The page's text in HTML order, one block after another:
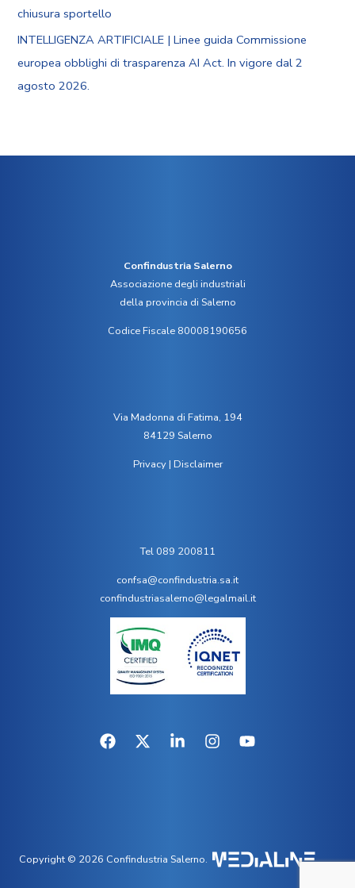
chiusura sportello
INTELLIGENZA ARTIFICIALE | Linee guida Commissione
europea obblighi di trasparenza AI Act. In vigore dal 2
agosto 2026.
Confindustria Salerno
Associazione degli industriali
della provincia di Salerno
Codice Fiscale 80008190656
Via Madonna di Fatima, 194
84129 Salerno
Privacy| Disclaimer
Tel 089 200811
confsa@confindustria.sa.it
confindustriasalerno@legalmail.it
Copyright © 2026 Confindustria Salerno.